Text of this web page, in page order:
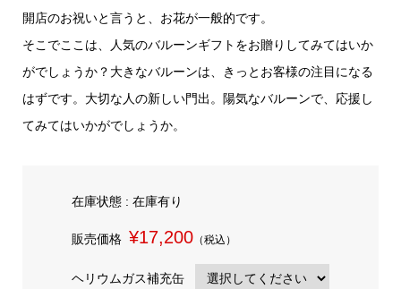
開店のお祝いと言うと、お花が一般的です。
そこでここは、人気のバルーンギフトをお贈りしてみてはいか
がでしょうか？大きなバルーンは、きっとお客様の注目になる
はずです。大切な人の新しい門出。陽気なバルーンで、応援し
てみてはいかがでしょうか。
在庫状態 : 在庫有り
販売価格 ¥17,200（税込）
ヘリウムガス補充缶